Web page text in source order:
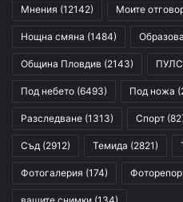
Мнения (12142) Моите
Нощна смяна (1484)
Община Пловдив (2143) ПУЛС
Под небето (6493) Под ножа
Разследване (1313) Спорт
Съд (2912) Темида (2821)
Фотогалерия (174)